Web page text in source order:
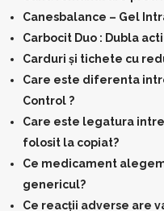
Canesbalance – Gel
Carbocit Duo : Dubla
Carduri și tichete cu
Care este diferenta
Control ?
Care este legatura
folosit la copiat?
Ce medicament
genericul?
Ce reacții adverse are